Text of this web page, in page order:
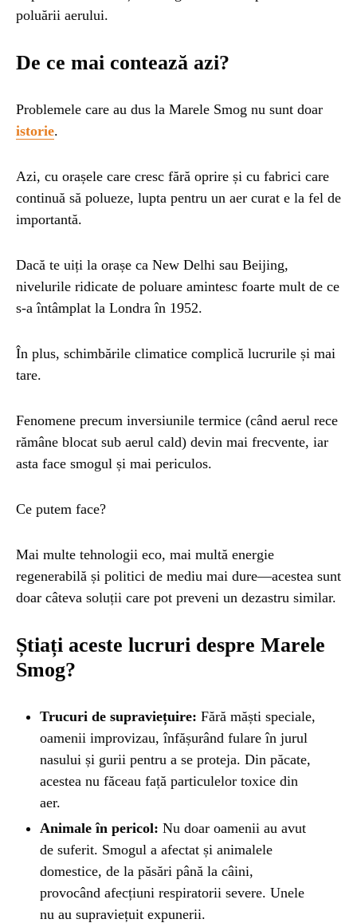
poluării aerului.
De ce mai contează azi?
Problemele care au dus la Marele Smog nu sunt doar
istorie.
Azi, cu orașele care cresc fără oprire și cu fabrici care
continuă să polueze, lupta pentru un aer curat e la fel de
importantă.
Dacă te uiți la orașe ca New Delhi sau Beijing,
nivelurile ridicate de poluare amintesc foarte mult de ce
s-a întâmplat la Londra în 1952.
În plus, schimbările climatice complică lucrurile și mai
tare.
Fenomene precum inversiunile termice (când aerul rece
rămâne blocat sub aerul cald) devin mai frecvente, iar
asta face smogul și mai periculos.
Ce putem face?
Mai multe tehnologii eco, mai multă energie
regenerabilă și politici de mediu mai dure—acestea sunt
doar câteva soluții care pot preveni un dezastru similar.
Știați aceste lucruri despre Marele
Smog?
Trucuri de supraviețuire: Fără măști speciale,
oamenii improvizau, înfășurând fulare în jurul
nasului și gurii pentru a se proteja. Din păcate,
acestea nu făceau față particulelor toxice din
aer.
Animale în pericol: Nu doar oamenii au avut
de suferit. Smogul a afectat și animalele
domestice, de la păsări până la câini,
provocând afecțiuni respiratorii severe. Unele
nu au supraviețuit expunerii.